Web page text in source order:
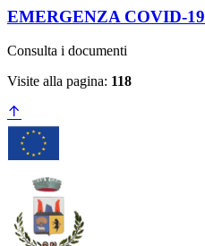
EMERGENZA COVID-19
Consulta i documenti
Visite alla pagina: 118